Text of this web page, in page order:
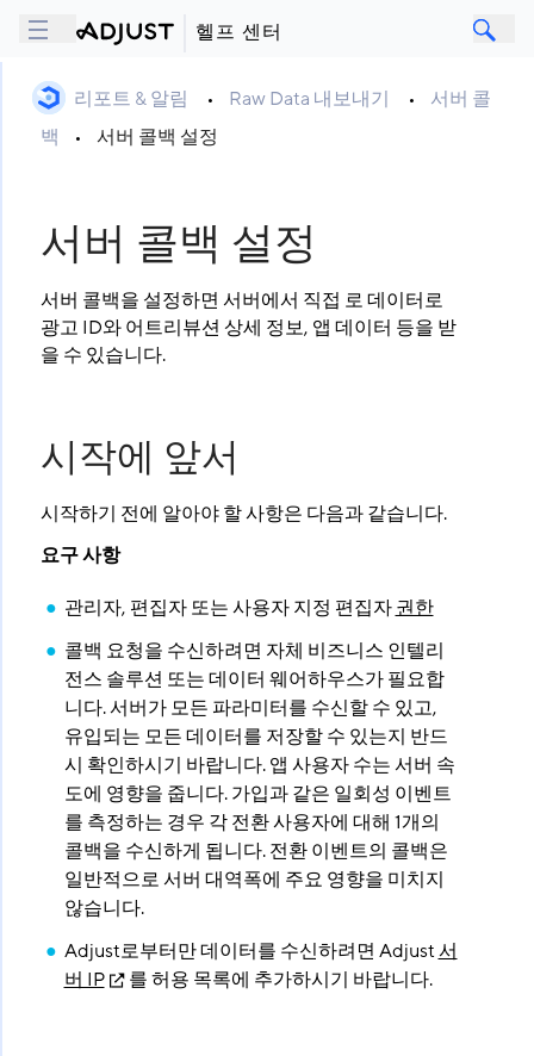
헬프 센터
리포트 & 알림 • Raw Data 내보내기 •
서버 콜
백
• 서버 콜백 설정
서버 콜백 설정
서버 콜백을 설정하면 서버에서 직접 로 데이터로
광고 ID와 어트리뷰션 상세 정보, 앱 데이터 등을 받
을 수 있습니다.
시작에 앞서
시작하기 전에 알아야 할 사항은 다음과 같습니다.
요구 사항
관리자, 편집자 또는 사용자 지정 편집자권한
콜백 요청을 수신하려면 자체 비즈니스 인텔리
전스 솔루션 또는 데이터 웨어하우스가 필요합
니다. 서버가 모든 파라미터를 수신할 수 있고,
유입되는 모든 데이터를 저장할 수 있는지 반드
시 확인하시기 바랍니다. 앱 사용자 수는 서버 속
도에 영향을 줍니다. 가입과 같은 일회성 이벤트
를 측정하는 경우 각 전환 사용자에 대해 1개의
콜백을 수신하게 됩니다. 전환 이벤트의 콜백은
일반적으로 서버 대역폭에 주요 영향을 미치지
않습니다.
Adjust로부터만 데이터를 수신하려면 Adjust서
버 IP
를 허용 목록에 추가하시기 바랍니다.